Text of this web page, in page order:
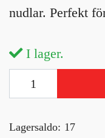
nudlar. Perfekt
I lager.
Lagersaldo: 17